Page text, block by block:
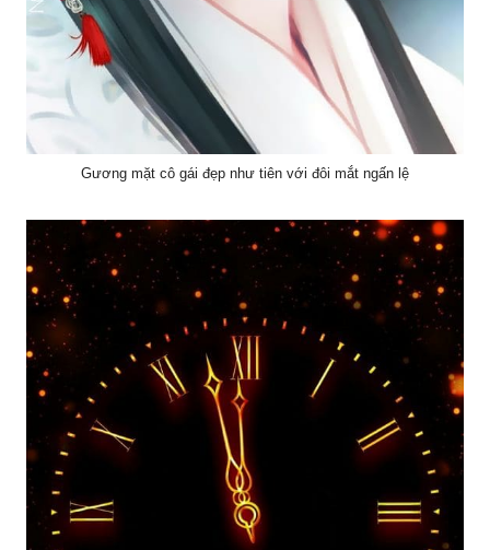
Gương mặt cô gái đẹp như tiên với đôi mắt ngấn lệ